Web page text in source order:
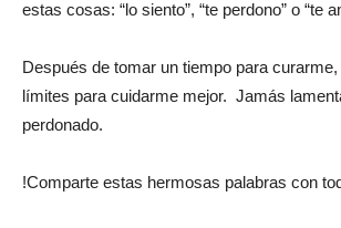
estas cosas: “lo siento”, “te perdono” o “te
Después de tomar un tiempo para
límites para cuidarme mejor. Jamás
perdonado.
!Comparte estas hermosas palabras con